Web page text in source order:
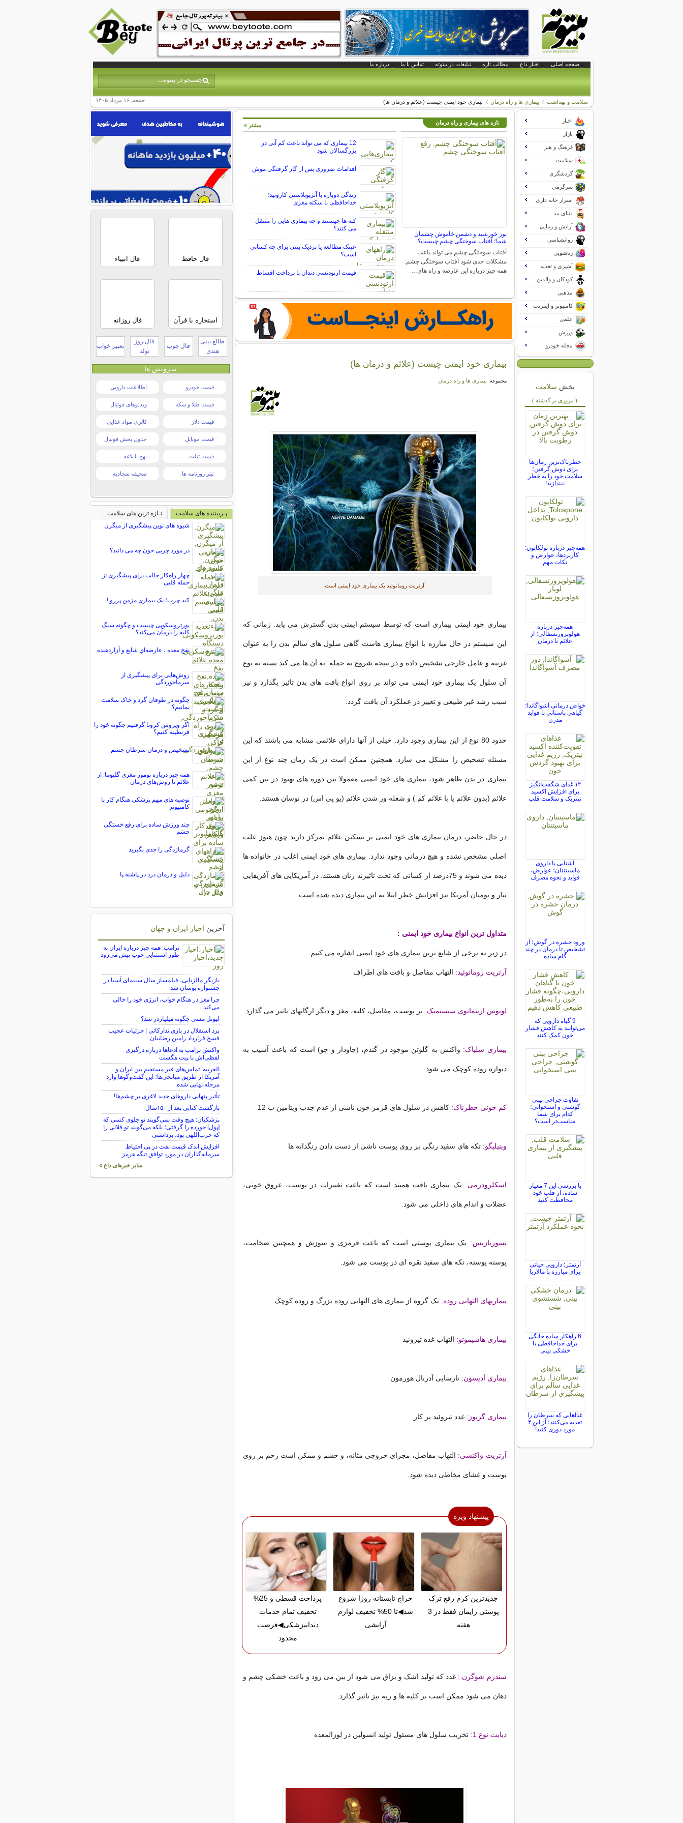
صفحه اصلی اخبار داغ مطالب تازه تبلیغات در بیتوته تماس با ما درباره ما
جمعه, ۱۶ مرداد ۱۴۰۵ سلامت و بهداشت بیماری ها و راه درمان بیماری خود ایمنی چیست (علائم و درمان ها)
تازه های بیماری و راه درمان
نور خورشید و دشمن خاموش چشمان
شما؛ آفتاب سوختگی چشم چیست؟
آفتاب سوختگی چشم می تواند باعث
مشکلات جدی شود آفتاب سوختگی چشم:
همه چیز درباره این عارضه و راه های…
12 بیماری که می تواند باعث کم آبی در
بزرگسالان شود
اقدامات ضروری پس از گاز گرفتگی موش
زندگی دوباره با آنژیوپلاستی کاروتید؛
خداحافظی با سکته مغزی
کنه ها چیستند و چه بیماری هایی را منتقل
می کنند؟
عینک مطالعه یا نزدیک بینی برای چه کسانی
است؟
قیمت ارتودنسی دندان با پرداخت اقساط
بیشتر »
بیماری خود ایمنی چیست (علائم و درمان ها)
مجموعه: بیماری ها و راه درمان
آرتریت روماتوئید یک بیماری خود ایمنی است
بیماری خود ایمنی بیماری است که توسط سیستم ایمنی بدن گسترش می یابد. زمانی که
این سیستم در حال مبارزه با انواع بیماری هاست گاهی سلول های سالم بدن را به عنوان
غریبه و عامل خارجی تشخیص داده و در نتیجه شروع به حمله به آن ها می کند بسته به نوع
آن سلول یک بیماری خود ایمنی می تواند بر روی انواع بافت های بدن تاثیر بگذارد و نیز
سبب رشد غیر طبیعی و تغییر در عملکرد آن بافت گردد.
حدود 80 نوع از این بیماری وجود دارد. خیلی از آنها دارای علائمی مشابه می باشند که این
مسئله تشخیص را مشکل می سازد. همچنین ممکن است در یک زمان چند نوع از این
بیماری در بدن ظاهر شود، بیماری های خود ایمنی معمولا بین دوره های بهبود در بین کمی
علائم (بدون علائم یا با علائم کم ) و شعله ور شدن علائم (یو پی اس) در نوسان هستند.
در حال حاضر، درمان بیماری های خود ایمنی بر تسکین علائم تمرکز دارند چون هنوز علت
اصلی مشخص نشده و هیچ درمانی وجود ندارد. بیماری های خود ایمنی اغلب در خانواده ها
دیده می شوند و 75درصد از کسانی که تحت تاثیرند زنان هستند. در آمریکایی های آفریقایی
تبار و بومیان آمریکا نیز افزایش خطر ابتلا به این بیماری دیده شده است.
متداول ترین انواع بیماری خود ایمنی :
در زیر به برخی از شایع ترین بیماری های خود ایمنی اشاره می کنیم:
آرتریت روماتوئید: التهاب مفاصل و بافت های اطراف
لوپوس اریتماتوی سیستمیک: بر پوست، مفاصل، کلیه، مغز و دیگر ارگانهای تاثیر می گذارد.
بیماری سلیاک: واکنش به گلوتن موجود در گندم، (چاودار و جو) است که باعث آسیب به
دیواره روده کوچک می شود.
کم خونی خطرناک: کاهش در سلول های قرمز خون ناشی از عدم جذب ویتامین ب 12
ویتیلیگو: تکه های سفید رنگی بر روی پوست ناشی از دست دادن رنگدانه ها
اسکلرودرمی: یک بیماری بافت همبند است که باعث تغییرات در پوست، عروق خونی،
عضلات و اندام های داخلی می شود.
پسوریازیس: یک بیماری پوستی است که باعث قرمزی و سوزش و همچنین ضخامت،
پوسته پوسته، تکه های سفید نقره ای در پوست می شود.
بیماریهای التهابی روده: یک گروه از بیماری های التهابی روده بزرگ و روده کوچک
بیماری هاشیموتو: التهاب غده تیروئید
بیماری آدیسون: نارسایی آدرنال هورمون
بیماری گریوز: غدد تیروئید پر کار
آرتریت واکنشی: التهاب مفاصل، مجرای خروجی مثانه، و چشم و ممکن است زخم بر روی
پوست و غشای مخاطی دیده شود.
پیشنهاد ویژه
جدیدترین کرم رفع ترک
پوستی زایمان فقط در 3
هفته
حراج تابستانه روژا شروع
شد◀تا 50% تخفیف لوازم
آرایشی
پرداخت قسطی و 25%
تخفیف تمام خدمات
دندانپزشکی◀فرصت
محدود
سندرم شوگرن : غدد که تولید اشک و بزاق می شود از بین می رود و باعث خشکی چشم و
دهان می شود ممکن است بر کلیه ها و ریه نیز تاثیر گذارد.
دیابت نوع 1: تخریب سلول های مسئول تولید انسولین در لوزالمعده
اخبار
بازار
فرهنگ و هنر
سلامت
گردشگری
سرگرمی
اسرار خانه داری
دنیای مد
آرایش و زیبایی
روانشناسی
زناشویی
آشپزی و تغذیه
کودکان و والدین
مذهبی
کامپیوتر و اینترنت
علمی
ورزش
مجله خودرو
بخش سلامت
( مروری بر گذشته )
خطرناک‌ترین زمان‌ها
برای دوش گرفتن؛
سلامت خود را به خطر
نیندازید!
همه‌چیز درباره تولکاپون:
کاربردها، عوارض و
نکات مهم
همه‌چیز درباره
هولوپروزنسفالی؛ از
علائم تا درمان
خواص درمانی آشواگاندا؛
گیاهی باستانی با فواید
مدرن
۱۲ غذای شگفت‌انگیز
برای افزایش اکسید
نیتریک و سلامت قلب
آشنایی با داروی
ماسیتنتان؛ عوارض،
فواید و نحوه مصرف
ورود حشره در گوش؛ از
تشخیص تا درمان در چند
گام ساده
9 گیاه دارویی که
می‌توانند به کاهش فشار
خون کمک کنند
تفاوت جراحی بینی
گوشتی و استخوانی؛
کدام برای شما
مناسب‌تر است؟
با بررسی این 7 معیار
ساده، از قلب خود
محافظت کنید
آرتمتر؛ دارویی حیاتی
برای مبارزه با مالاریا
6 راهکار ساده خانگی
برای خداحافظی با
خشکی بینی
غذاهایی که سرطان را
تغذیه می‌کنند؛ از این ۴
مورد دوری کنید!
فال حافظ فال انبیاء
استخاره با قرآن فال روزانه
طالع بینی
هندی
فال چوب
فال روز
تولد
تعبیر خواب
سرویس ها
قیمت خودرو اطلاعات دارویی
قیمت طلا و سکه ویدئوهای فوتبال
قیمت دلار کالری مواد غذایی
قیمت موبایل جدول پخش فوتبال
قیمت تبلت نهج البلاغه
تیتر روزنامه ها صحیفه سجادیه
پـربیننده های سلامت
تـازه ترین های سلامت
شیوه های نوین پیشگیری از میگرن
در مورد چربی خون چه می دانید؟
چهار راه‌کار جالب برای پیشگیری از
حمله قلبی
کبد چرب؛ یک بیماری مزمن ‌پررو !
یورتروسکوپی چیست و چگونه سنگ
کلیه را درمان می‌کند؟
نفخ معده ، عارضه‌اي شايع و آزاردهنده
روش‌هایی برای پیشگیری از
سرماخوردگی
چگونه در طوفان گرد و خاک سلامت
بمانیم؟
اگر ویروس کرونا گرفتیم چگونه خود را
قرنطینه کنیم؟
تشخیص و درمان سرطان چشم
همه چیز درباره تومور مغزی گلیوما: از
علائم تا روش‌های درمان
توصیه های مهم پزشکی هنگام کار با
کامپیوتر
چند ورزش ساده برای رفع خستگی
چشم
گرمازدگی را جدی بگیرید
دلیل و درمان درد در پاشنه پا
آخرین اخبار ایران و جهان
ترامپ: همه چیز درباره ایران به
طور استثنایی خوب پیش می‌رود
بازیگر مالزیایی، فیلمساز سال سینمای آسیا در
جشنواره بوسان شد
چرا مغز در هنگام خواب، انرژی خود را خالی
می‌کند
لیونل مسی چگونه میلیاردر شد؟
برد استقلال در بازی تدارکاتی | جزئیات عجیب
فسخ قرارداد رامین رضاییان
واکنش ترامپ به ادعاها درباره درگیری
لفظی‌اش با پیت هگست
العربیه: تماس‌های غیر مستقیم بین ایران و
آمریکا از طریق میانجی‌ها؛ این گفت‌و‌گو‌ها وارد
مرحله نهایی شده
تأثیر پنهانی داروهای جدید لاغری بر چشم‌ها!
بازگشت کتابی بعد از ۱۵۰سال
پزشکیان: هیچ وقت نمی‌گویند تو جلوی کسی که
[پول] خورده را گرفتی؛ بلکه می‌گویند تو فلانی را
که حزب‌اللهی بود، برداشتی
افزایش اندک قیمت نفت در پی احتیاط
سرمایه‌گذاران در مورد توافق تنگه هرمز
سایر خبرهای داغ »